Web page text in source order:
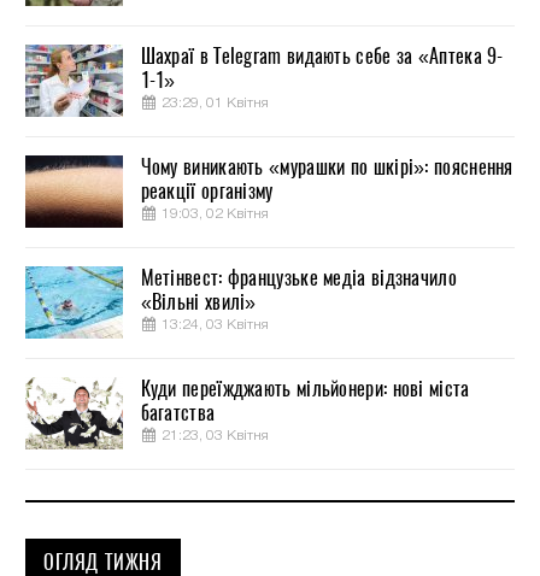
Шахраї в Telegram видають себе за «Аптека 9-
1-1»
23:29, 01 Квітня
Чому виникають «мурашки по шкірі»: пояснення
реакції організму
19:03, 02 Квітня
Метінвест: французьке медіа відзначило
«Вільні хвилі»
13:24, 03 Квітня
Куди переїжджають мільйонери: нові міста
багатства
21:23, 03 Квітня
ОГЛЯД ТИЖНЯ